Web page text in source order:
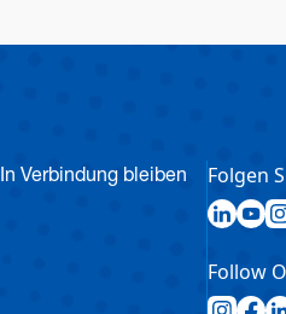
In Verbindung bleiben Folgen
Follow